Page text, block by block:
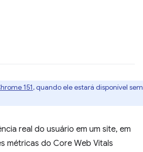
151, quando ele estará disponível sem
real do usuário em um site, em
métricas do Core Web Vitals